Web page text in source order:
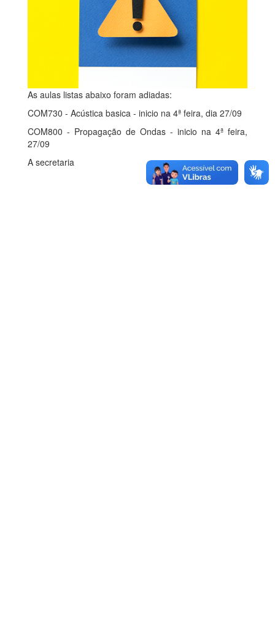
As aulas listas abaixo foram adiadas:
COM730 - Acústica basica - inicio na 4⁠ª feira, dia 27/09
COM800 - Propagação de Ondas - inicio na 4⁠ª feira,
27/09
A secretaria